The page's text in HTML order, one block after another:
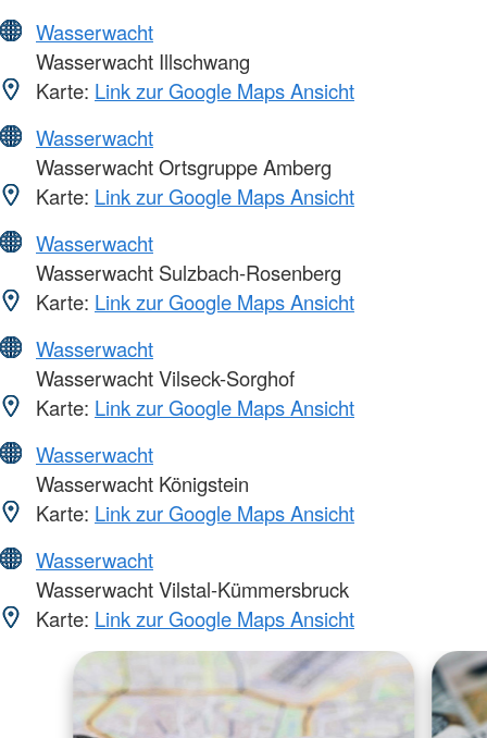
Wasserwacht
Wasserwacht Illschwang
Karte: Link zur Google Maps Ansicht
Wasserwacht
Wasserwacht Ortsgruppe Amberg
Karte: Link zur Google Maps Ansicht
Wasserwacht
Wasserwacht Sulzbach-Rosenberg
Karte: Link zur Google Maps Ansicht
Wasserwacht
Wasserwacht Vilseck-Sorghof
Karte: Link zur Google Maps Ansicht
Wasserwacht
Wasserwacht Königstein
Karte: Link zur Google Maps Ansicht
Wasserwacht
Wasserwacht Vilstal-Kümmersbruck
Karte: Link zur Google Maps Ansicht